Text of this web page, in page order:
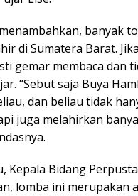
banyak
di Sumatera Barat.
gemar membaca dan
“Sebut saja Buya
dan beliau tidak
juga melahirkan
Kepala Bidang
lomba ini merupakan